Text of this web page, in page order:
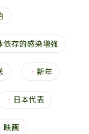
依存的感染増強
・ 新年
・ 日本代表
映画